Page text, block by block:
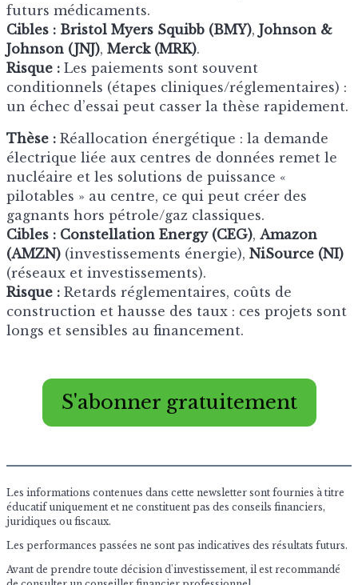
futurs médicaments.
Cibles : Bristol Myers Squibb (BMY), Johnson &
Johnson (JNJ), Merck (MRK).
Risque : Les paiements sont souvent
conditionnels (étapes cliniques/réglementaires) :
un échec d’essai peut casser la thèse rapidement.
Thèse : Réallocation énergétique : la demande
électrique liée aux centres de données remet le
nucléaire et les solutions de puissance «
pilotables » au centre, ce qui peut créer des
gagnants hors pétrole/gaz classiques.
Cibles : Constellation Energy (CEG), Amazon
(AMZN) (investissements énergie), NiSource (NI)
(réseaux et investissements).
Risque : Retards réglementaires, coûts de
construction et hausse des taux : ces projets sont
longs et sensibles au financement.
S'abonner gratuitement
Les informations contenues dans cette newsletter sont fournies à titre
éducatif uniquement et ne constituent pas des conseils financiers,
juridiques ou fiscaux.
Les performances passées ne sont pas indicatives des résultats futurs.
Avant de prendre toute décision d'investissement, il est recommandé